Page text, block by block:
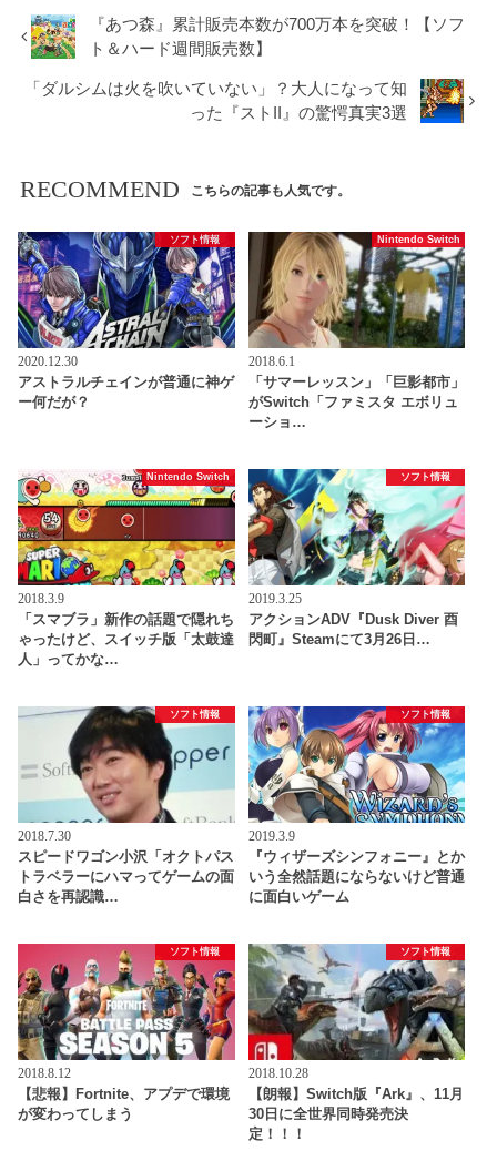
『あつ森』累計販売本数が700万本を突破！【ソフ
ト＆ハード週間販売数】
「ダルシムは火を吹いていない」？大人になって知
った『ストII』の驚愕真実3選
RECOMMEND こちらの記事も人気です。
ソフト情報
2020.12.30
アストラルチェインが普通に神ゲ
ー何だが？
Nintendo Switch
2018.6.1
「サマーレッスン」「巨影都市」
がSwitch「ファミスタ エボリュ
ーショ…
Nintendo Switch
2018.3.9
「スマブラ」新作の話題で隠れち
ゃったけど、スイッチ版「太鼓達
人」ってかな…
ソフト情報
2019.3.25
アクションADV『Dusk Diver 酉
閃町』Steamにて3月26日…
ソフト情報
2018.7.30
スピードワゴン小沢「オクトパス
トラベラーにハマってゲームの面
白さを再認識…
ソフト情報
2019.3.9
『ウィザーズシンフォニー』とか
いう全然話題にならないけど普通
に面白いゲーム
ソフト情報
2018.8.12
【悲報】Fortnite、アプデで環境
が変わってしまう
ソフト情報
2018.10.28
【朗報】Switch版『Ark』、11月
30日に全世界同時発売決
定！！！